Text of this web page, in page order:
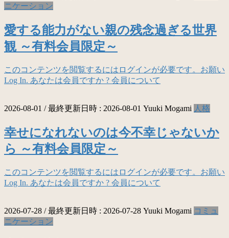
ニケーション
愛する能力がない親の残念過ぎる世界
観 ～有料会員限定～
このコンテンツを閲覧するにはログインが必要です。お願い
Log In. あなたは会員ですか ? 会員について
2026-08-01 / 最終更新日時 : 2026-08-01 Yuuki Mogami 人格
幸せになれないのは今不幸じゃないか
ら ～有料会員限定～
このコンテンツを閲覧するにはログインが必要です。お願い
Log In. あなたは会員ですか ? 会員について
2026-07-28 / 最終更新日時 : 2026-07-28 Yuuki Mogami コミュ
ニケーション